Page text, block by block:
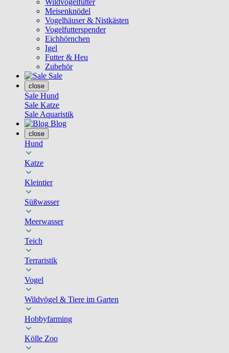
Wildvogelfutter
Meisenknödel
Vogelhäuser & Nistkästen
Vogelfutterspender
Eichhörnchen
Igel
Futter & Heu
Zubehör
Sale
close
Sale Hund
Sale Katze
Sale Aquaristik
Blog
close
Hund
Katze
Kleintier
Süßwasser
Meerwasser
Teich
Terraristik
Vogel
Wildvögel & Tiere im Garten
Hobbyfarming
Kölle Zoo